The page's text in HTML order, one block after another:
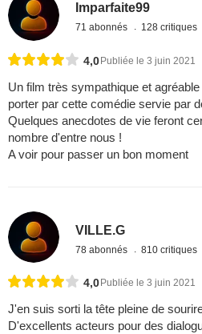
Imparfaite99
71 abonnés 128 critiques
4,0 Publiée le 3 juin 2021
Un film très sympathique et
porter par cette comédie servie par
Quelques anecdotes de vie feront
nombre d'entre nous !
A voir pour passer un bon moment
VILLE.G
78 abonnés 810 critiques
4,0 Publiée le 3 juin 2021
J'en suis sorti la tête pleine de
D'excellents acteurs pour des